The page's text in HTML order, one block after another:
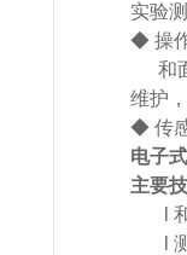
实验
◆ 操
和
维护
◆ 传
电子
主要
l
l